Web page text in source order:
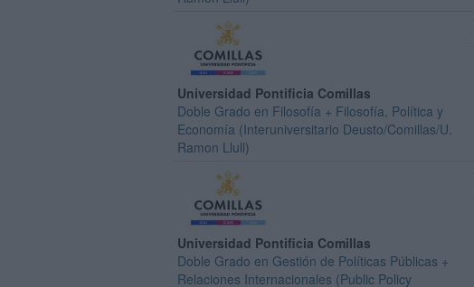
Universidad Pontificia Comillas
Doble Grado en Filosofía + Filosofía, Política y
Economía (Interuniversitario Deusto/Comillas/U.
Ramon Llull)
Universidad Pontificia Comillas
Doble Grado en Gestión de Políticas Públicas +
Relaciones Internacionales (Public Policy